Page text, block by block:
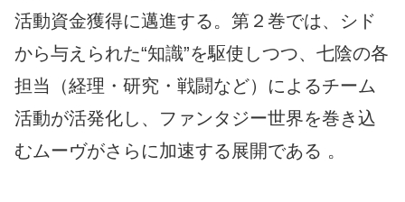
活動資金獲得に邁進する。第２巻では、シド
から与えられた“知識”を駆使しつつ、七陰の各
担当（経理・研究・戦闘など）によるチーム
活動が活発化し、ファンタジー世界を巻き込
むムーヴがさらに加速する展開である 。